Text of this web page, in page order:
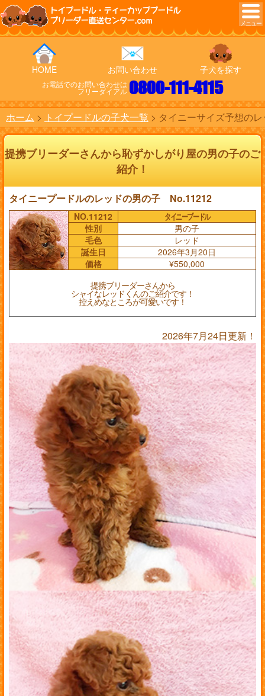
トイプードル・ティーカッププードル
ブリーダー直送センター.com
HOME お問い合わせ 子犬を探す
お電話でのお問い合わせは
フリーダイアル 0800-111-4115
ホーム トイプードルの子犬一覧 タイニーサイズ予想の
提携ブリーダーさんから恥ずかしがり屋の男の子のご
紹介！
タイニープードルのレッドの男の子 No.11212
NO.11212
タイニープードル
性別
男の子
毛色
レッド
誕生日
2026年3月20日
価格
¥550,000
提携ブリーダーさんから
シャイなレッドくんのご紹介です！
控えめなところが可愛いです！
2026年7月24日更新！